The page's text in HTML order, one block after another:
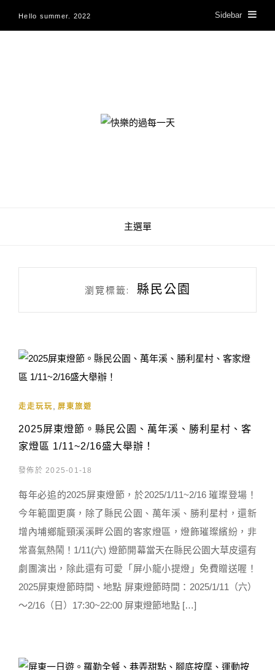
Hello summer. 2022 Sidebar
快樂的過每一天
主選單
瀏覽標籤: 縣民公園
走走玩玩 屏東旅遊
2025屏東燈節。縣民公園、萬年溪、勝利星村、客
家燈區 1/11~2/16盛大舉辦！
發佈於 2025-01-18
每年必追的2025屏東燈節，於2025/1/11~2/16 璀璨登場！
今年範圍更廣，除了縣民公園、萬年溪、勝利星村，還新
增內埔鄉龍頸溪溪畔公園的客家燈區，燈飾璀璨繽紛，非
常喜氣熱鬧！1/11(六) 燈節開幕當天在縣民公園大草皮還有
劇團演出，除此還有可愛「屏小龍小提燈」免費贈送喔！
2025屏東燈節時間、地點 屏東燈節時間：2025/1/11（六）
～2/16（日）17:30~22:00 屏東燈節地點 […]